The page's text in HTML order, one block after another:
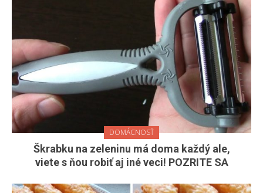
DOMÁCNOSŤ
Škrabku na zeleninu má doma každý ale,
viete s ňou robiť aj iné veci! POZRITE SA